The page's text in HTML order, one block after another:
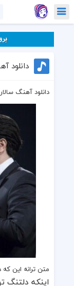
دانلود آهنگ
متن ترانه این
اینکه ﺩﻟﺘﻨﮓ